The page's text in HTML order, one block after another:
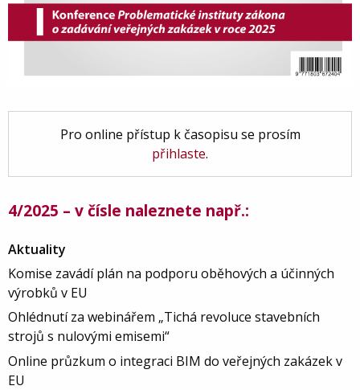
Pro online přístup k časopisu se prosím
přihlaste.
4/2025 – v čísle naleznete např.:
Aktuality
Komise zavádí plán na podporu oběhových a účinných
výrobků v EU
Ohlédnutí za webinářem „Tichá revoluce stavebních
strojů s nulovými emisemi“
Online průzkum o integraci BIM do veřejných zakázek v
EU